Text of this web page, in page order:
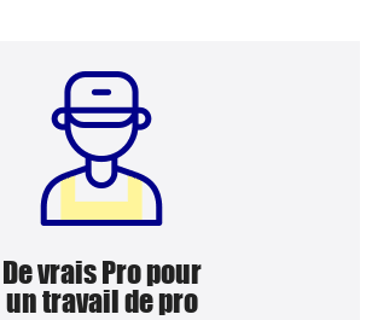
De vrais Pro pour
un travail de pro